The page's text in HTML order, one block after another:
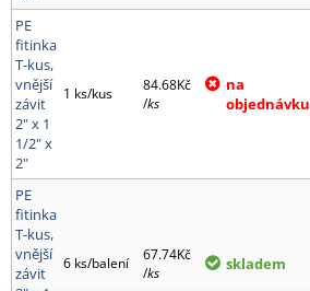
PE
fitinka
T-kus,
vnější
závit
2" x 1
1/2" x
2"
1 ks/kus
84.68Kč
/ks
na
objednávku
PE
fitinka
T-kus,
vnější
závit
6 ks/balení
67.74Kč
/ks skladem